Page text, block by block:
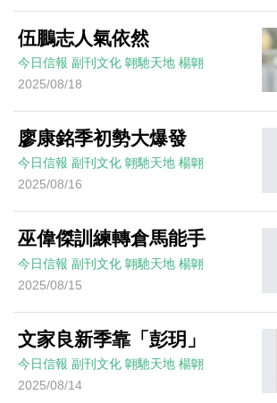
伍鵬志人氣依然
今日信報 副刊文化 翺馳天地 楊翺
2025/08/18
廖康銘季初勢大爆發
今日信報 副刊文化 翺馳天地 楊翺
2025/08/16
巫偉傑訓練轉倉馬能手
今日信報 副刊文化 翺馳天地 楊翺
2025/08/15
文家良新季靠「彭玥」
今日信報 副刊文化 翺馳天地 楊翺
2025/08/14